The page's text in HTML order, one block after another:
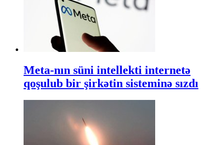
Meta-nın süni intellekti internetə
qoşulub bir şirkətin sisteminə sızdı